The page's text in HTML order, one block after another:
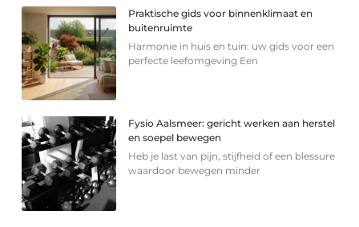
Praktische gids voor binnenklimaat en
buitenruimte
Harmonie in huis en tuin: uw gids voor een
perfecte leefomgeving Een
Fysio Aalsmeer: gericht werken aan herstel
en soepel bewegen
Heb je last van pijn, stijfheid of een blessure
waardoor bewegen minder